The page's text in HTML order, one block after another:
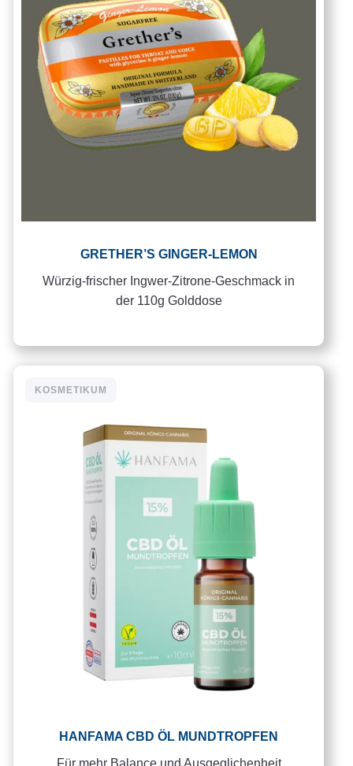
GRETHER’S GINGER-LEMON
Würzig-frischer Ingwer-Zitrone-Geschmack in
der 110g Golddose
KOSMETIKUM
HANFAMA CBD ÖL MUNDTROPFEN